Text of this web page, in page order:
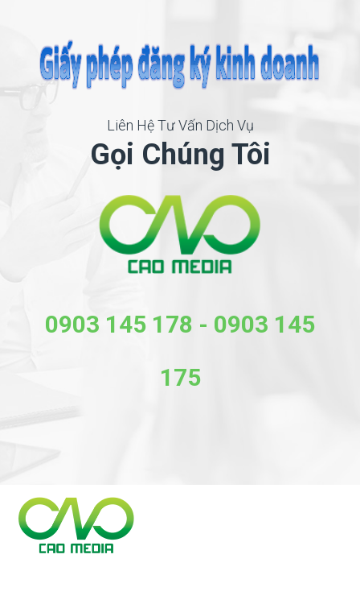
Liên Hệ Tư Vấn Dịch Vụ
Gọi Chúng Tôi
0903 145 178 - 0903 145
175